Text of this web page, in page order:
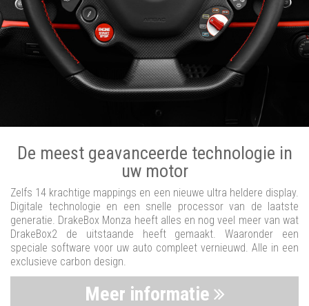
De meest geavanceerde technologie in
uw motor
Zelfs 14 krachtige mappings en een nieuwe ultra heldere display.
Digitale technologie en een snelle processor van de laatste
generatie. DrakeBox Monza heeft alles en nog veel meer van wat
DrakeBox2 de uitstaande heeft gemaakt. Waaronder een
speciale software voor uw auto compleet vernieuwd. Alle in een
exclusieve carbon design.
Meer informatie